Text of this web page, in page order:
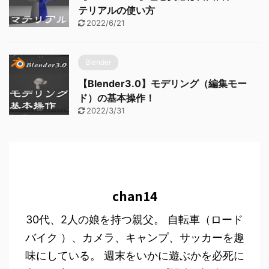
テリアルの使い方
2022/6/21
Blender
【Blender3.0】モデリング（編集モー
ド）の基本操作！
2022/3/31
chan14
30代、2人の娘を持つ親父。 自転車（ロード
バイク ）、カメラ、キャンプ、サッカーを趣
味にしている。 週末をいかに遊ぶかを必死に